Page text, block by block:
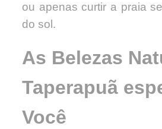
ou apenas curtir a praia
do sol.
As Belezas
Taperapuã
Você